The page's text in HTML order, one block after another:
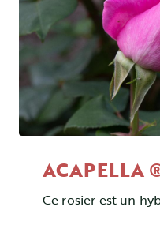
ACAPELLA
Ce rosier est un